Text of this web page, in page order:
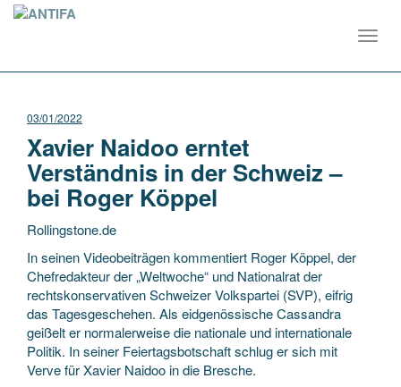
03/01/2022
Xavier Naidoo erntet
Verständnis in der Schweiz –
bei Roger Köppel
Rollingstone.de
In seinen Videobeiträgen kommentiert Roger Köppel, der
Chefredakteur der „Weltwoche“ und Nationalrat der
rechtskonservativen Schweizer Volkspartei (SVP), eifrig
das Tagesgeschehen. Als eidgenössische Cassandra
geißelt er normalerweise die nationale und internationale
Politik. In seiner Feiertagsbotschaft schlug er sich mit
Verve für Xavier Naidoo in die Bresche.